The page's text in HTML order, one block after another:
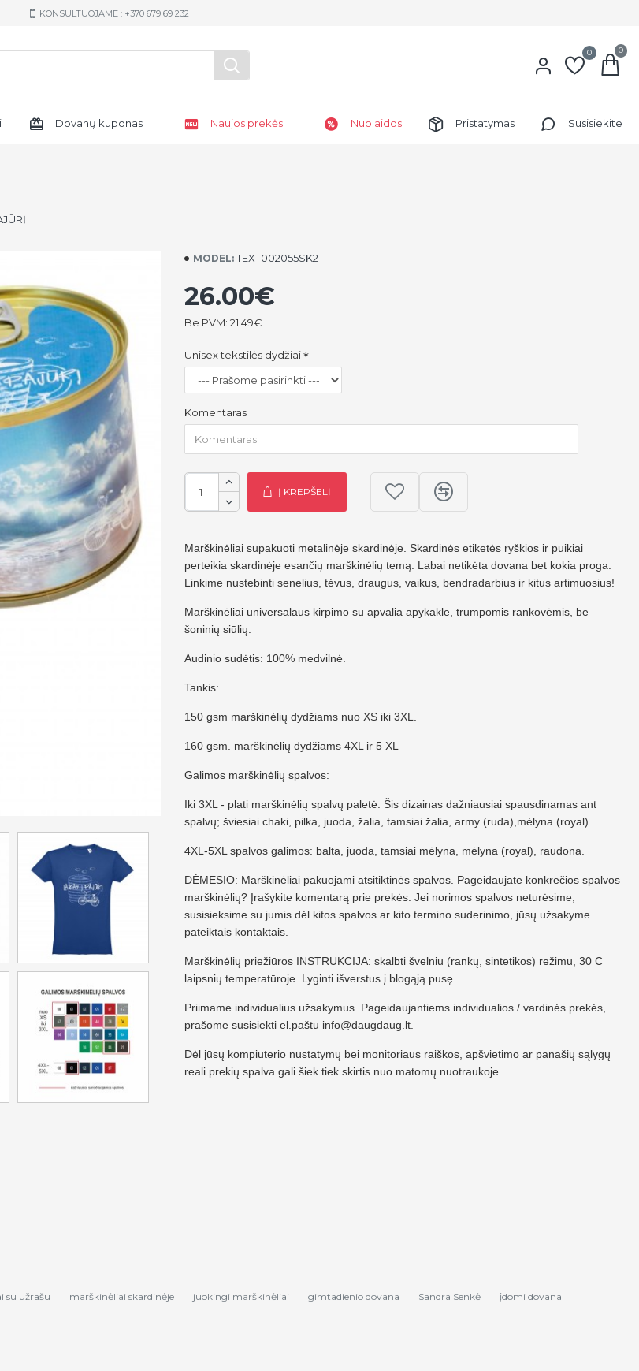
KONSULTUOJAME : +370 679 69 232
0 0
Dovanų kuponas Naujos prekės Nuolaidos Pristatymas Susisiekite
MODEL: TEXT002055SK2
26.00€
Be PVM: 21.49€
Unisex tekstilės dydžiai
Komentaras
Į KREPŠELĮ
Marškinėliai supakuoti metalinėje skardinėje. Skardinės etiketės ryškios ir puikiai
perteikia skardinėje esančių marškinėlių temą. Labai netikėta dovana bet kokia proga.
Linkime nustebinti senelius, tėvus, draugus, vaikus, bendradarbius ir kitus artimuosius!
Marškinėliai universalaus kirpimo su apvalia apykakle, trumpomis rankovėmis, be
šoninių siūlių.
Audinio sudėtis: 100% medvilnė.
Tankis:
150 gsm marškinėlių dydžiams nuo XS iki 3XL.
160 gsm. marškinėlių dydžiams 4XL ir 5 XL
Galimos marškinėlių spalvos:
Iki 3XL - plati marškinėlių spalvų paletė. Šis dizainas dažniausiai spausdinamas ant
spalvų; šviesiai chaki, pilka, juoda, žalia, tamsiai žalia, army (ruda),mėlyna (royal).
4XL-5XL spalvos galimos: balta, juoda, tamsiai mėlyna, mėlyna (royal), raudona.
DĖMESIO: Marškinėliai pakuojami atsitiktinės spalvos. Pageidaujate konkrečios spalvos
marškinėlių? Įrašykite komentarą prie prekės. Jei norimos spalvos neturėsime,
susisieksime su jumis dėl kitos spalvos ar kito termino suderinimo, jūsų užsakyme
pateiktais kontaktais.
Marškinėlių priežiūros INSTRUKCIJA: skalbti švelniu (rankų, sintetikos) režimu, 30 C
laipsnių temperatūroje. Lyginti išverstus į blogąją pusę.
Priimame individualius užsakymus. Pageidaujantiems individualios / vardinės prekės,
prašome susisiekti el.paštu info@daugdaug.lt
Dėl jūsų kompiuterio nustatymų bei monitoriaus raiškos, apšvietimo ar panašių sąlygų
reali prekių spalva gali šiek tiek skirtis nuo matomų nuotraukoje.
su užrašu marškinėliai skardinėje juokingi marškinėliai gimtadienio dovana Sandra Senkė
įdomi dovana